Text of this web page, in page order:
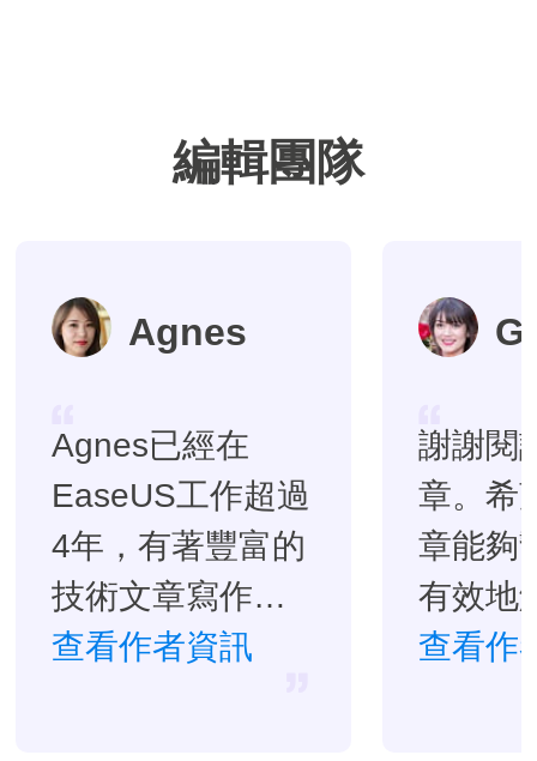
編輯團隊
Agnes
Agnes已經在
EaseUS工作超過
4年，有著豐富的
技術文章寫作經
驗。目前，寫過
查看作者資訊
謝謝閱
章。希
章能夠
有效地
題。…
查看作